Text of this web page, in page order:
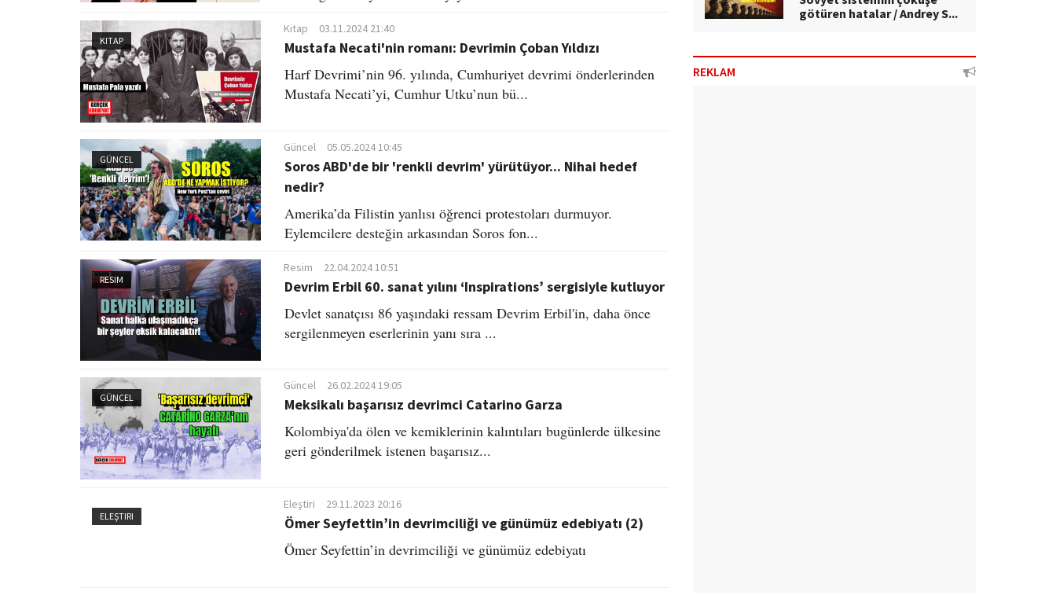
KITAP
Kitap 03.11.2024 21:40
Mustafa Necati'nin romanı: Devrimin Çoban Yıldızı
Harf Devrimi’nin 96. yılında, Cumhuriyet devrimi önderlerinden
Mustafa Necati’yi, Cumhur Utku’nun bü...
GÜNCEL
Güncel 05.05.2024 10:45
Soros ABD'de bir 'renkli devrim' yürütüyor... Nihai hedef
nedir?
Amerika’da Filistin yanlısı öğrenci protestoları durmuyor.
Eylemcilere desteğin arkasından Soros fon...
RESIM
Resim 22.04.2024 10:51
Devrim Erbil 60. sanat yılını ‘Inspirations’ sergisiyle kutluyor
Devlet sanatçısı 86 yaşındaki ressam Devrim Erbil'in, daha önce
sergilenmeyen eserlerinin yanı sıra ...
GÜNCEL
Güncel 26.02.2024 19:05
Meksikalı başarısız devrimci Catarino Garza
Kolombiya'da ölen ve kemiklerinin kalıntıları bugünlerde ülkesine
geri gönderilmek istenen başarısız...
ELEŞTIRI
Eleştiri 29.11.2023 20:16
Ömer Seyfettin’in devrimciliği ve günümüz edebiyatı (2)
Ömer Seyfettin’in devrimciliği ve günümüz edebiyatı
götüren hatalar / Andrey S...
REKLAM